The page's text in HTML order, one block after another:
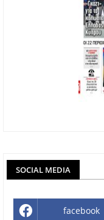
SOCIAL MEDIA
facebook